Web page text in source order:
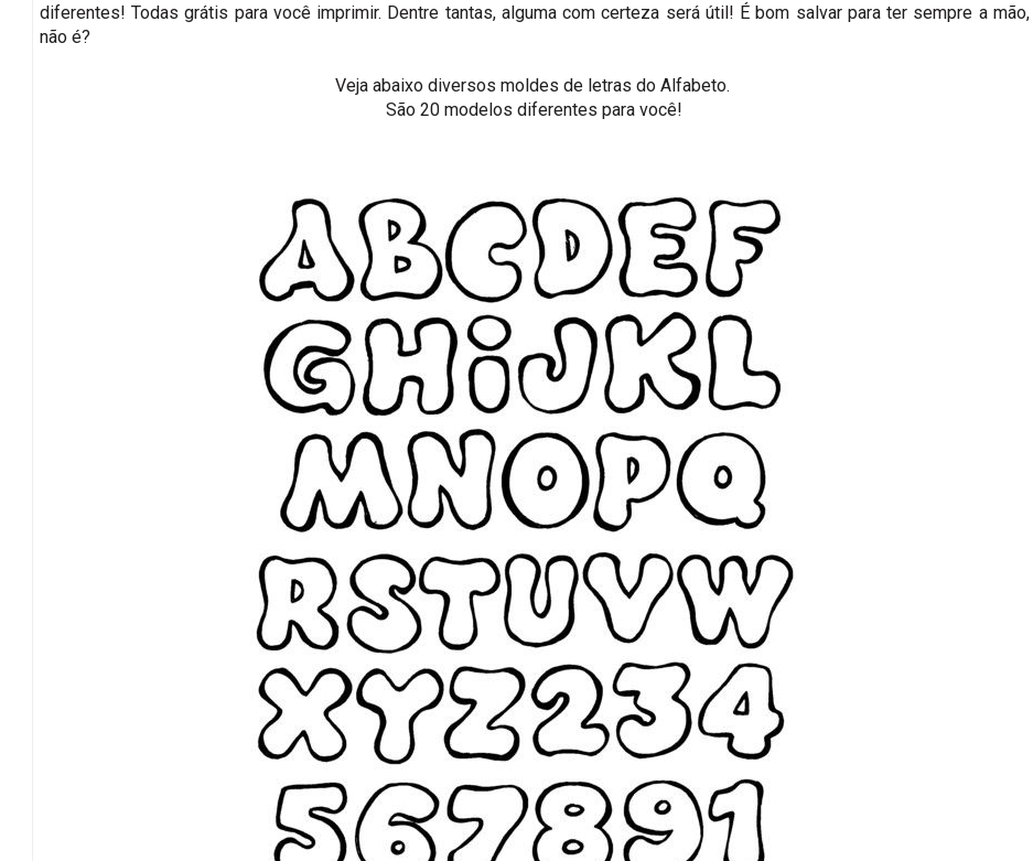
diferentes! Todas grátis para você imprimir. Dentre tantas, alguma com certeza será útil! É bom salvar para ter sempre a mão,
não é?
Veja abaixo diversos moldes de letras do Alfabeto.
São 20 modelos diferentes para você!